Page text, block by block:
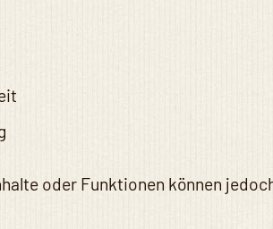
oder Funktionen können